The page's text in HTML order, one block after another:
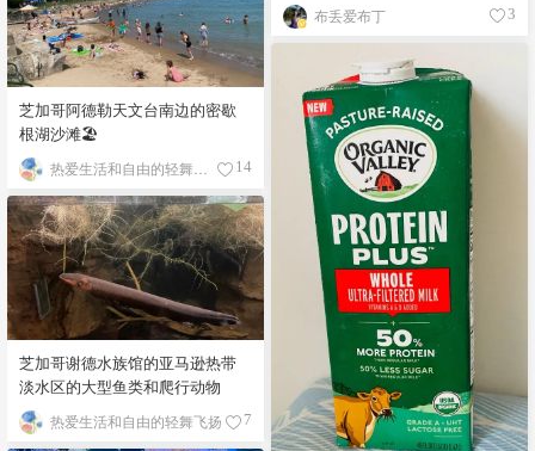
布丢爱布丁 3
芝加哥阿德勒天文台南边的密歇
根湖沙滩🏖️
热爱生活和自由的轻舞飞扬 14
芝加哥谢德水族馆的亚马逊热带
淡水区的大型鱼类和爬行动物
热爱生活和自由的轻舞飞扬 7